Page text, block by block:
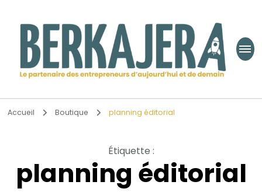
Berkajera
Accueil Boutique planning éditorial
Étiquette :
planning éditorial